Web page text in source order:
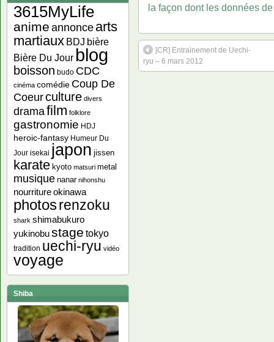
la façon dont les données
[CR] Entrainement de Uechi-
ryu – 6 mars 2012
3615MyLife
anime annonce arts
martiaux BDJ bière
Bière Du Jour blog
boisson budo CDC
cinéma comédie Coup De
Coeurculture divers
dramafilm folklore
gastronomie HDJ
heroic-fantasy Humeur Du
Jour isekai japon jissen
karate kyoto matsuri metal
musique nanar nihonshu
nourritureokinawa
photosrenzoku
shark shimabukuro
yukinobustage tokyo
tradition uechi-ryu vidéo
voyage
Shiba